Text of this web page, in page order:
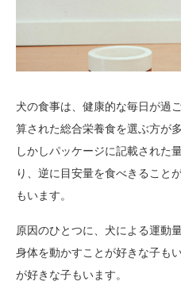
犬の食事は、健康的な毎日が過
算された総合栄養食を選ぶ方が
しかしパッケージに記載された
り、逆に目安量を食べきること
もいます。
原因のひとつに、犬による運動
身体を動かすことが好きな子も
が好きな子もいます。